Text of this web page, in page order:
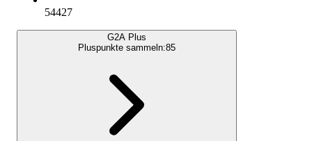
54427
G2A Plus
Pluspunkte sammeln:85